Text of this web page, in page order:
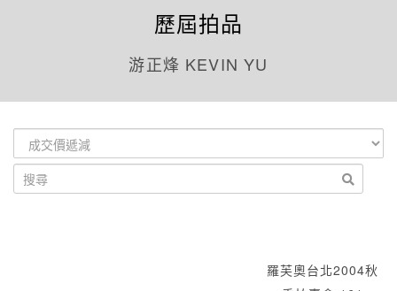
歷屆拍品
游正烽 KEVIN YU
羅芙奧台北2004秋